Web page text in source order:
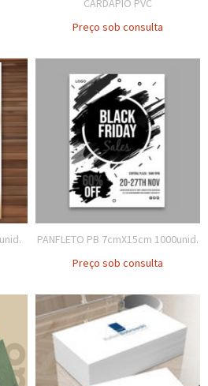
CARDÁPIO PVC
Preço sob consulta
PANFLETO PB 7cmX15cm 1000unid.
Preço sob consulta